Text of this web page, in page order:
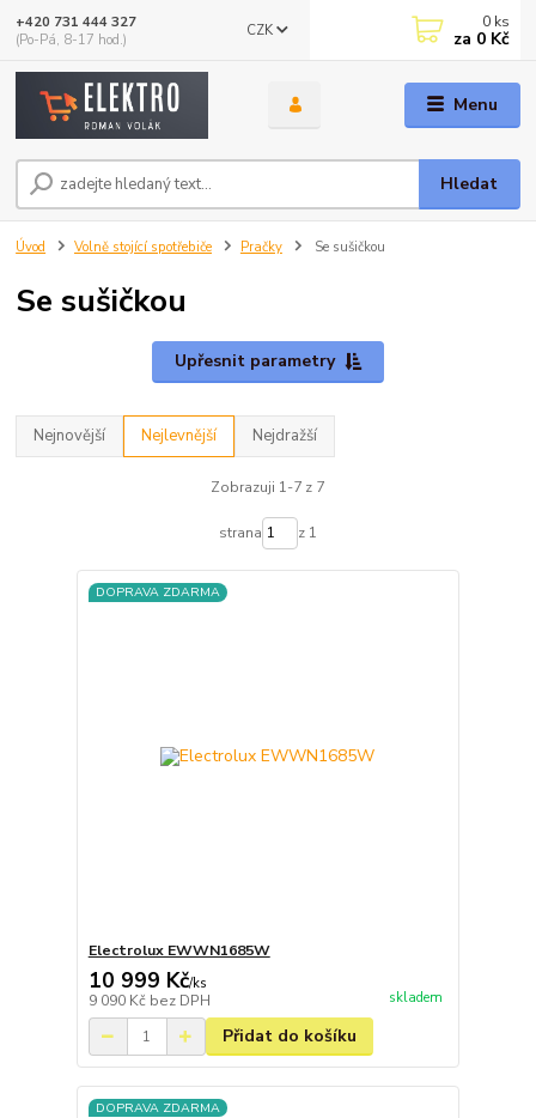
Menu
CZK
Hledat
+420 731 444 327
(Po-Pá, 8-17 hod.)
0 ks
za 0 Kč
Úvod Volně stojící spotřebiče Pračky Se sušičkou
Se sušičkou
Upřesnit parametry
Nejnovější Nejlevnější Nejdražší
Zobrazuji 1-7 z 7
strana z 1
DOPRAVA ZDARMA
Electrolux EWWN1685W
10 999 Kč/ks
9 090 Kč bez DPH skladem
Přidat do košíku
DOPRAVA ZDARMA